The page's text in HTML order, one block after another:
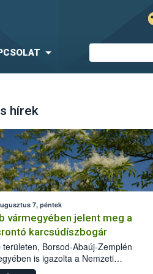
hírek
7, péntek
vármegyében jelent meg a
karcsúdíszbogár
területen, Borsod-Abaúj-Zemplén
is igazolta a Nemzeti
biztonsági Hivatal (Nébih) a